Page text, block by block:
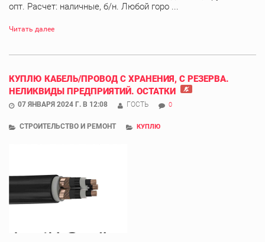
опт. Расчет: наличные, б/н. Любой горо ...
Читать далее
КУПЛЮ КАБЕЛЬ/ПРОВОД С ХРАНЕНИЯ, С РЕЗЕРВА.
НЕЛИКВИДЫ ПРЕДПРИЯТИЙ. ОСТАТКИ
07 ЯНВАРЯ 2024 Г. В 12:08 ГОСТЬ 0
СТРОИТЕЛЬСТВО И РЕМОНТ КУПЛЮ